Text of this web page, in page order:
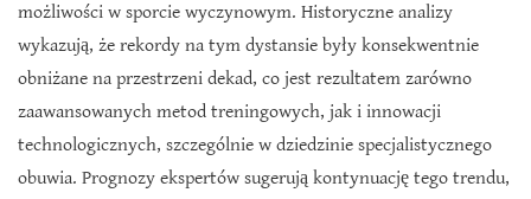
możliwości w sporcie wyczynowym. Historyczne analizy
wykazują, że rekordy na tym dystansie były konsekwentnie
obniżane na przestrzeni dekad, co jest rezultatem zarówno
zaawansowanych metod treningowych, jak i innowacji
technologicznych, szczególnie w dziedzinie specjalistycznego
obuwia. Prognozy ekspertów sugerują kontynuację tego trendu,